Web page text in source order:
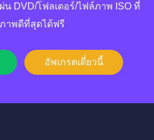
DVD/โฟลเดอร์/ไฟล์ภาพ ISO ที่
าพดีที่สุดได้ฟรี
อัพเกรดเดี๋ยวนี้